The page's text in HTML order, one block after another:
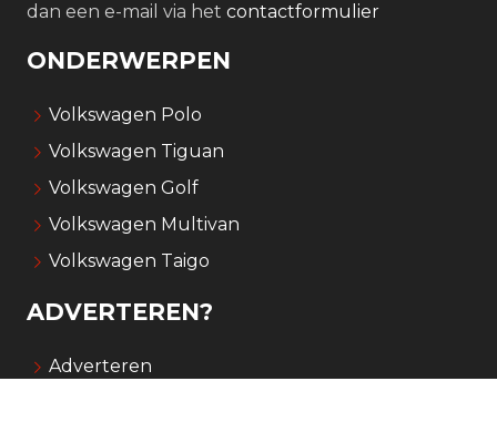
dan een e-mail via het contactformulier
ONDERWERPEN
Volkswagen Polo
Volkswagen Tiguan
Volkswagen Golf
Volkswagen Multivan
Volkswagen Taigo
ADVERTEREN?
Adverteren